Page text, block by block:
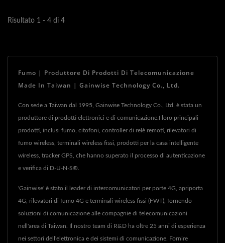
Risultato 1 - 4 di 4
Fumo | Produttore Di Prodotti Di Telecomunicazione
Made In Taiwan | Gainwise Technology Co., Ltd.
Con sede a Taiwan dal 1995, Gainwise Technology Co., Ltd. è stata un
produttore di prodotti elettronici e di comunicazione.I loro principali
prodotti, inclusi fumo, citofoni, controller di relè remoti, rilevatori di
fumo wireless, terminali wireless fissi, prodotti per la casa intelligente
wireless, tracker GPS, che hanno superato il processo di autenticazione
e verifica di D-U-N-S®.
'Gainwise' è stato il leader di intercomunicatori per porte 4G, apriporta
4G, rilevatori di fumo 4G e terminali wireless fissi (FWT), fornendo
soluzioni di comunicazione alle compagnie di telecomunicazioni
nell'area di Taiwan. Il nostro team di R&D ha oltre 25 anni di esperienza
nei settori dell'elettronica e dei sistemi di comunicazione. Fornire